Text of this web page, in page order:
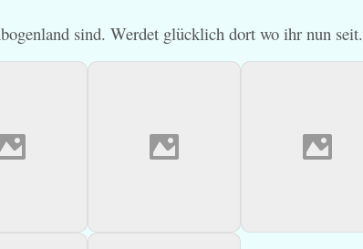
sind. Werdet glücklich dort wo ihr nun seit.